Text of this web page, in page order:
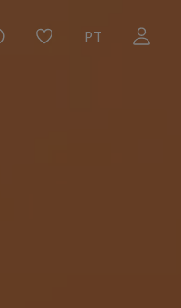
PT